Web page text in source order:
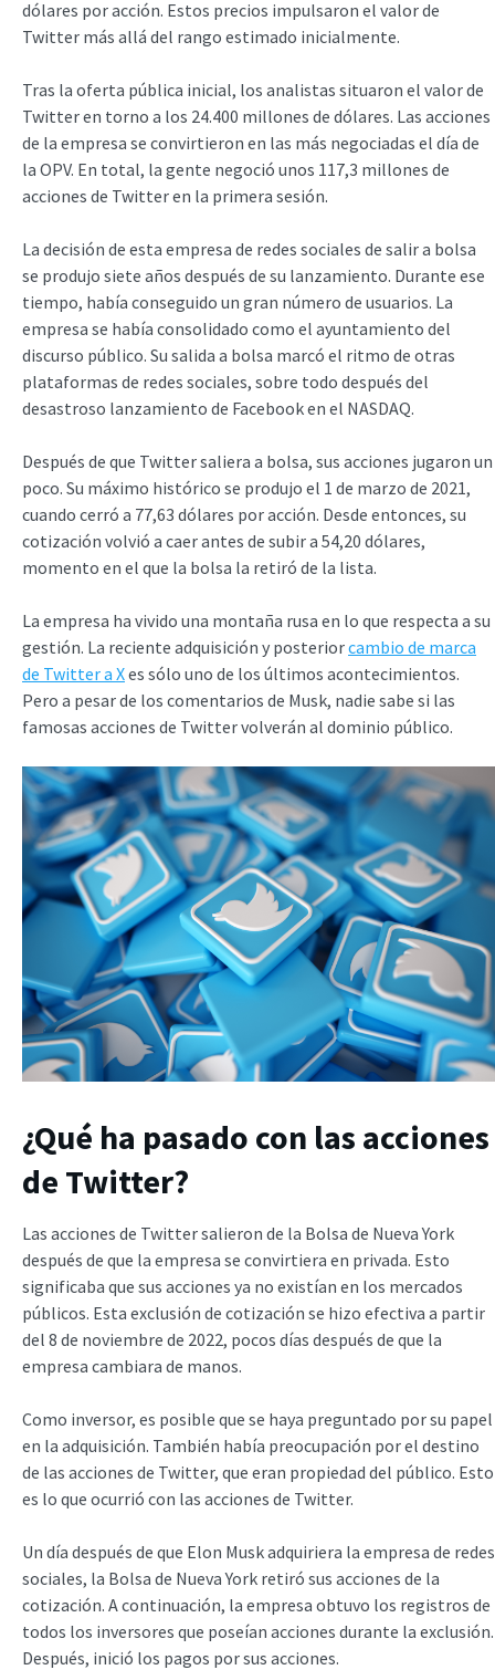
dólares por acción. Estos precios impulsaron el valor de
Twitter más allá del rango estimado inicialmente.
Tras la oferta pública inicial, los analistas situaron el valor de
Twitter en torno a los 24.400 millones de dólares. Las acciones
de la empresa se convirtieron en las más negociadas el día de
la OPV. En total, la gente negoció unos 117,3 millones de
acciones de Twitter en la primera sesión.
La decisión de esta empresa de redes sociales de salir a bolsa
se produjo siete años después de su lanzamiento. Durante ese
tiempo, había conseguido un gran número de usuarios. La
empresa se había consolidado como el ayuntamiento del
discurso público. Su salida a bolsa marcó el ritmo de otras
plataformas de redes sociales, sobre todo después del
desastroso lanzamiento de Facebook en el NASDAQ.
Después de que Twitter saliera a bolsa, sus acciones jugaron un
poco. Su máximo histórico se produjo el 1 de marzo de 2021,
cuando cerró a 77,63 dólares por acción. Desde entonces, su
cotización volvió a caer antes de subir a 54,20 dólares,
momento en el que la bolsa la retiró de la lista.
La empresa ha vivido una montaña rusa en lo que respecta a su
gestión. La reciente adquisición y posteriorcambio de marca
de Twitter a Xes sólo uno de los últimos acontecimientos.
Pero a pesar de los comentarios de Musk, nadie sabe si las
famosas acciones de Twitter volverán al dominio público.
¿Qué ha pasado con las acciones
de Twitter?
Las acciones de Twitter salieron de la Bolsa de Nueva York
después de que la empresa se convirtiera en privada. Esto
significaba que sus acciones ya no existían en los mercados
públicos. Esta exclusión de cotización se hizo efectiva a partir
del 8 de noviembre de 2022, pocos días después de que la
empresa cambiara de manos.
Como inversor, es posible que se haya preguntado por su papel
en la adquisición. También había preocupación por el destino
de las acciones de Twitter, que eran propiedad del público. Esto
es lo que ocurrió con las acciones de Twitter.
Un día después de que Elon Musk adquiriera la empresa de redes
sociales, la Bolsa de Nueva York retiró sus acciones de la
cotización. A continuación, la empresa obtuvo los registros de
todos los inversores que poseían acciones durante la exclusión.
Después, inició los pagos por sus acciones.